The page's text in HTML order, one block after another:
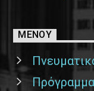
ΜΕΝΟΥ